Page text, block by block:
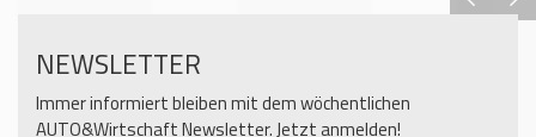
NEWSLETTER
Immer informiert bleiben mit dem wöchentlichen
AUTO&Wirtschaft Newsletter. Jetzt anmelden!